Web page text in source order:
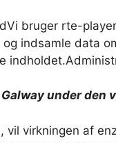
Vi bruger rte-
indsamle data
indholdet.
under den
virkningen af